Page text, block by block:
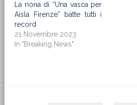
La nona di “Una vasca per
Aisla Firenze” batte tutti i
record
21 Novembre 2023
In "Breaking News"